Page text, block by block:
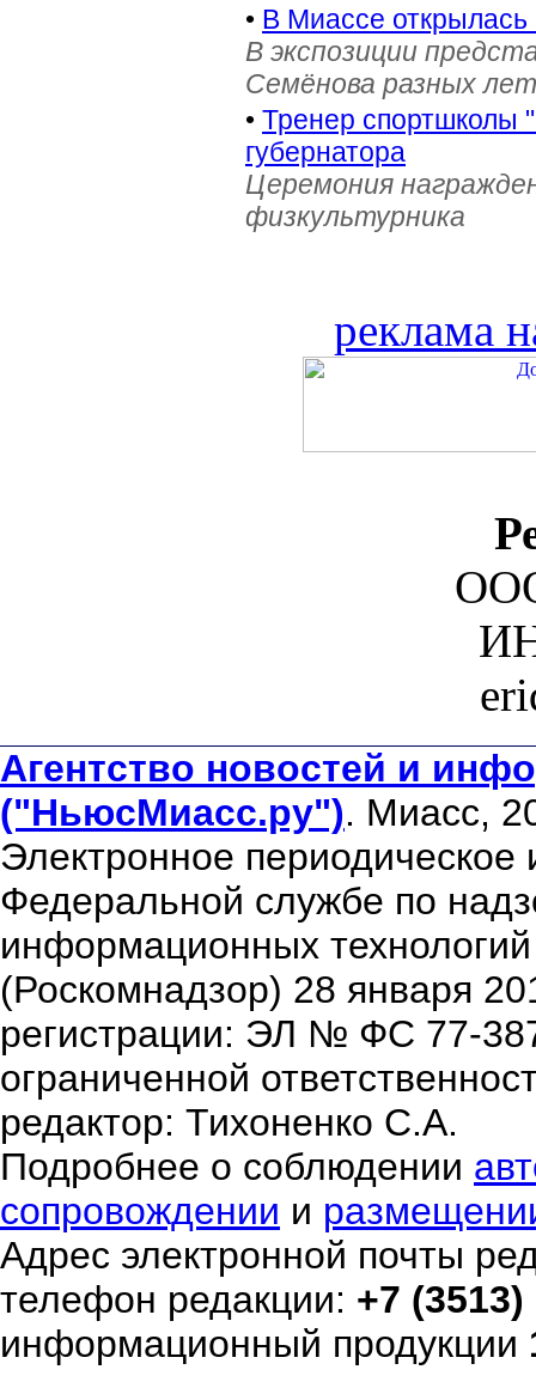
• В Миассе
В экспозиции
Семёнова разных
• Тренер спортшколы
губернатора
Церемония
физкультурника
реклама
Агентство новостей и
("НьюсМиасс.ру"). Миасс,
Электронное периодическое
Федеральной службе по
информационных
(Роскомнадзор) 28 января
регистрации: ЭЛ № ФС 77-
ограниченной
редактор: Тихоненко С.А.
Подробнее о соблюдении
сопровождении и
Адрес электронной почты
телефон редакции: +7
информационный продукции